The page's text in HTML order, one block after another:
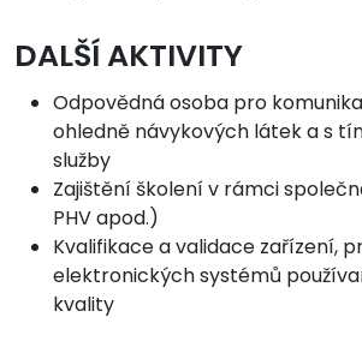
DALŠÍ AKTIVITY
Odpovědná osoba pro
ohledně návykových látek a s
služby
Zajištění školení v rámci
PHV apod.)
Kvalifikace a validace zařízení,
elektronických systémů
kvality